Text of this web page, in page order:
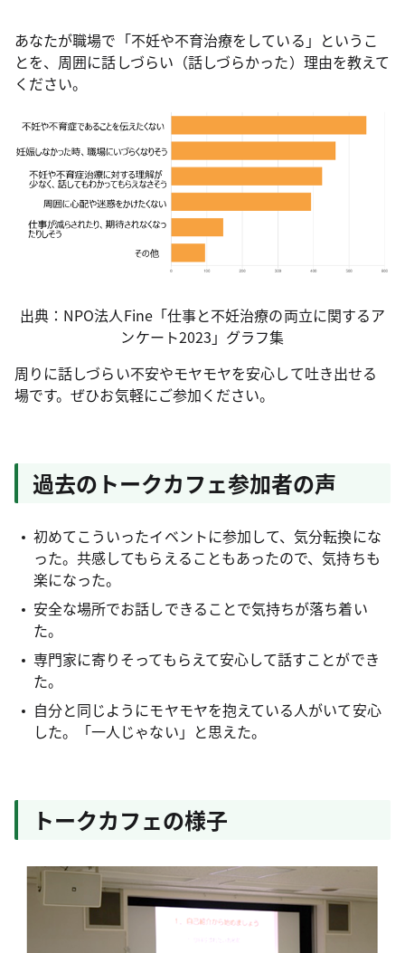
あなたが職場で「不妊や不育治療をしている」というこ
とを、周囲に話しづらい（話しづらかった）理由を教えて
ください。
出典：NPO法人Fine「仕事と不妊治療の両立に関するア
ンケート2023」グラフ集
周りに話しづらい不安やモヤモヤを安心して吐き出せる
場です。ぜひお気軽にご参加ください。
過去のトークカフェ参加者の声
初めてこういったイベントに参加して、気分転換にな
った。共感してもらえることもあったので、気持ちも
楽になった。
安全な場所でお話しできることで気持ちが落ち着い
た。
専門家に寄りそってもらえて安心して話すことができ
た。
⾃分と同じようにモヤモヤを抱えている⼈がいて安⼼
した。「⼀⼈じゃない」と思えた。
トークカフェの様子